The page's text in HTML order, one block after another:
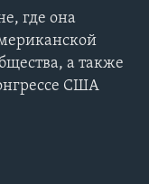
где она
а также
США